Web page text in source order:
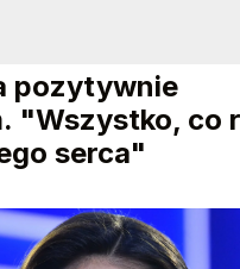
pozytywnie
"Wszystko, co
serca"